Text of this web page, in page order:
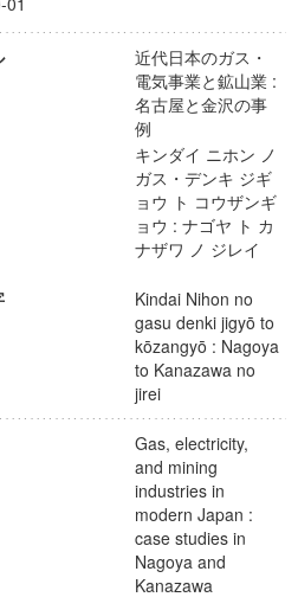
近代日本のガス・
電気事業と鉱山業 :
名古屋と金沢の事
例
キンダイ ニホン ノ
ガス・デンキ ジギ
ョウ ト コウザンギ
ョウ : ナゴヤ ト カ
ナザワ ノ ジレイ
Kindai Nihon no
gasu denki jigyō to
kōzangyō : Nagoya
to Kanazawa no
jirei
Gas, electricity,
and mining
industries in
modern Japan :
case studies in
Nagoya and
Kanazawa